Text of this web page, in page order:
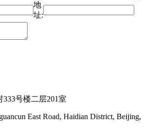
地
址:
号楼二层201室
East Road, Haidian District, Beijing,